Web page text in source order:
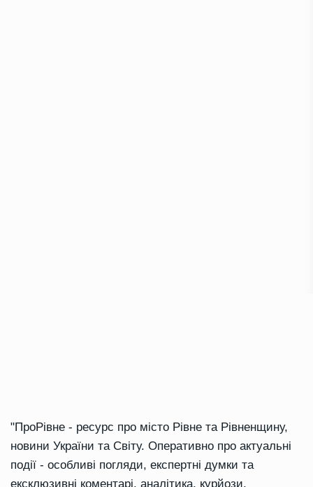
"ПроРівне - ресурс про місто Рівне та Рівненщину,
новини України та Світу. Оперативно про актуальні
події - особливі погляди, експертні думки та
ексклюзивні коментарі, аналітика, курйози,